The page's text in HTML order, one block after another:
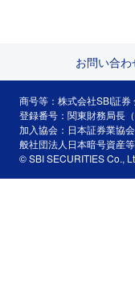
お問い合わ
商号等：株式会社SBI証
登録番号：関東財務局長
加入協会：日本証券業協
般社団法人日本暗号資産
© SBI SECURITIES Co.,